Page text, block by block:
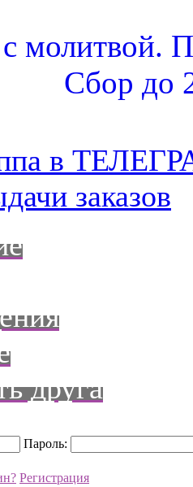
с молитвой.
Сбор до
в
заказов
друга
Пароль:
Регистрация